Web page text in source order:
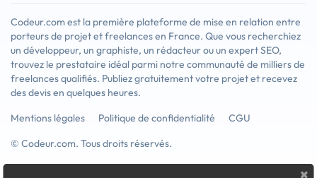
Codeur.com est la première plateforme de mise en relation entre
porteurs de projet et freelances en France. Que vous recherchiez
un développeur, un graphiste, un rédacteur ou un expert SEO,
trouvez le prestataire idéal parmi notre communauté de milliers de
freelances qualifiés. Publiez gratuitement votre projet et recevez
des devis en quelques heures.
Mentions légales
Politique de confidentialité
CGU
© Codeur.com. Tous droits réservés.
×